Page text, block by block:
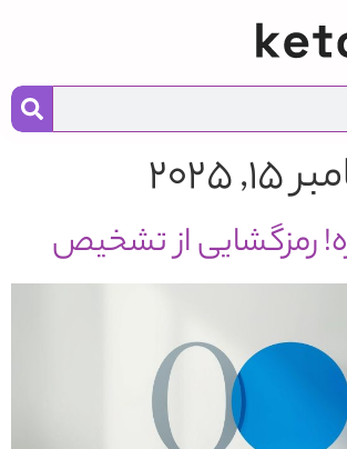
2025
رمزگشایی از تشخیص